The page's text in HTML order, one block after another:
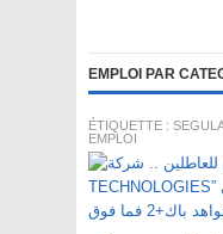
EMPLOI PAR
ÉTIQUETTE :
EMPLOI